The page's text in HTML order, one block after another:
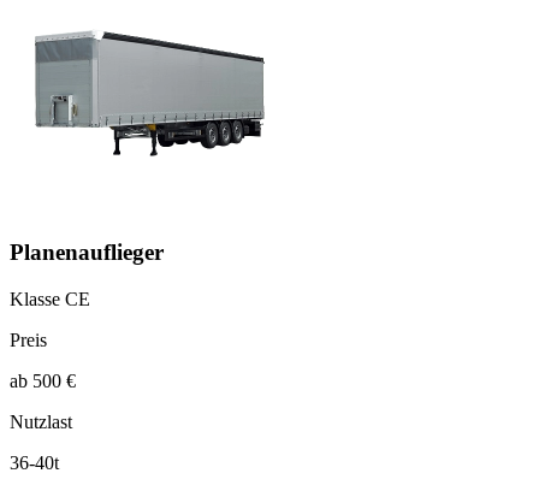
Planenauflieger
Klasse CE
Preis
ab 500 €
Nutzlast
36-40t